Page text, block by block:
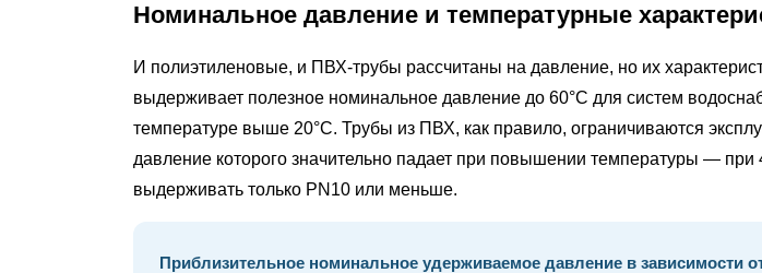
доминируют
подземных
условиях
6
Параллельное
сравнение:
из
Номинальное давление и температурные
И полиэтиленовые, и ПВХ-трубы рассчитаны на давление, но их
выдерживает полезное номинальное давление до 60°С для систем
температуре выше 20°C. Трубы из ПВХ, как правило, ограничиваются
давление которого значительно падает при повышении температуры —
выдерживать только PN10 или меньше.
Приблизительное номинальное удерживаемое давление в зависимости